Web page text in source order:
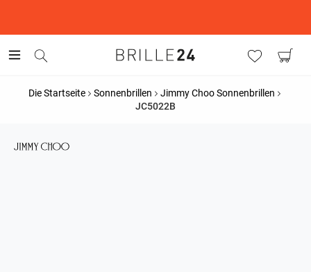
Die Startseite Sonnenbrillen
Jimmy Choo Sonnenbrillen
JC5022B